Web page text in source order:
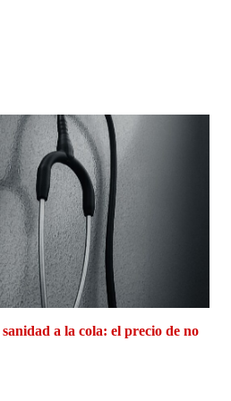
a la cola: el precio de no